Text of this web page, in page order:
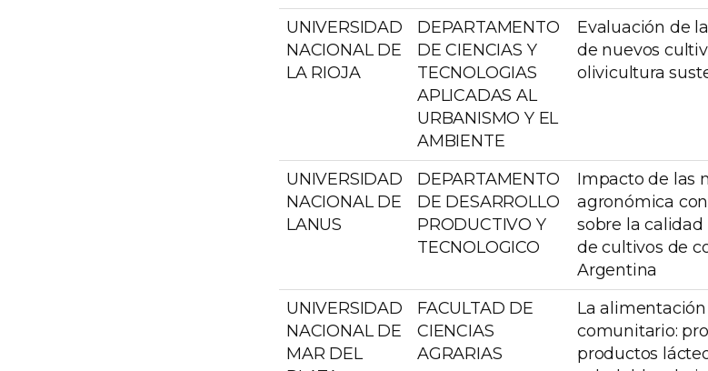
UNIVERSIDAD
NACIONAL DE
LA RIOJA
DEPARTAMENTO
DE CIENCIAS Y
TECNOLOGIAS
APLICADAS AL
URBANISMO Y EL
AMBIENTE
Evaluación de
de nuevos
olivicultura
UNIVERSIDAD
NACIONAL DE
LANUS
DEPARTAMENTO
DE DESARROLLO
PRODUCTIVO Y
TECNOLOGICO
Impacto de las
agronómica
sobre la
de cultivos de
Argentina
UNIVERSIDAD
NACIONAL DE
MAR DEL
FACULTAD DE
CIENCIAS
AGRARIAS
La
comunitario:
productos